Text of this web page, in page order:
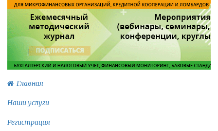
Главная
Наши услуги
Регистрация